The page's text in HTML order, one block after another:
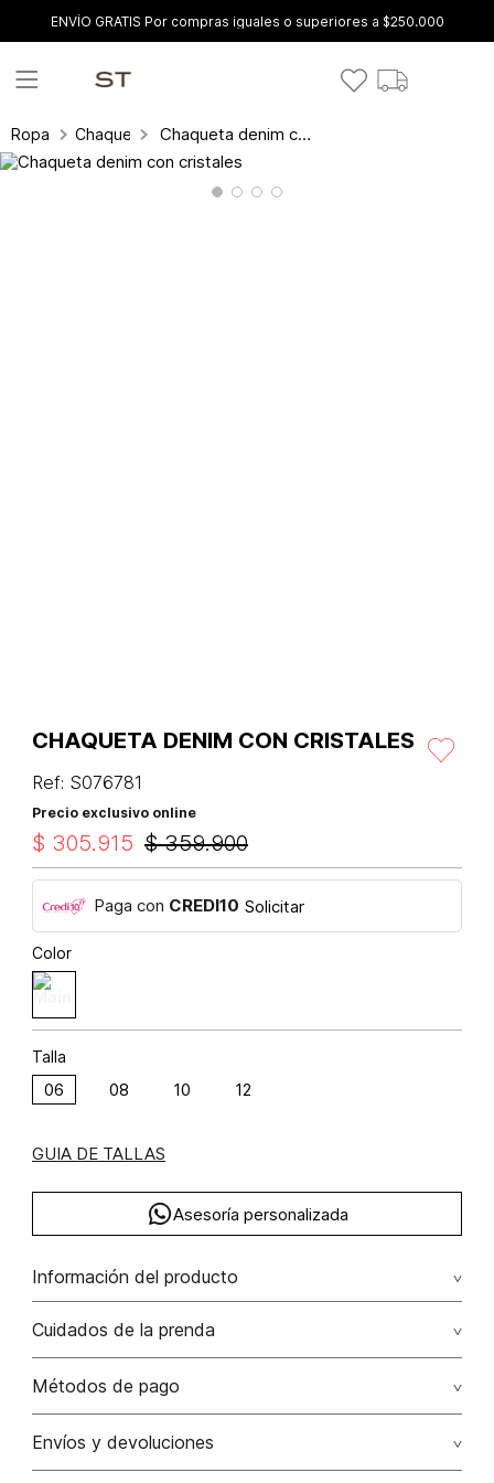
ENVÍO GRATIS Por compras iguales o superiores a $250.000
Ropa Chaquetas Chaqueta denim con cristales
CHAQUETA DENIM CON CRISTALES
Ref: S076781
Precio exclusivo online
$ 359.900
$ 305.915
Paga con CREDI10 Solicitar
Color
Talla
06 08 10 12
GUIA DE TALLAS
Asesoría personalizada
Información del producto
Chaqueta denim con cristales algodón 100% 100.00%
algodón/cotton
Cuidados de la prenda
Lavar con colores similares. no secar en máquina. los
No usar lejia
Métodos de pago
Tarjetas de crédito: Visa, Dinners, Master Card y American
Envíos y devoluciones